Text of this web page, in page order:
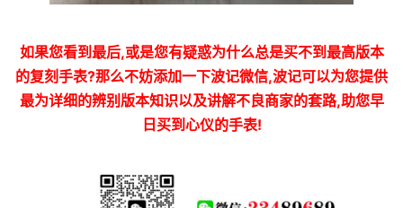
如果您看到最后,或是您有疑惑为什么总是买不到最高版本
的复刻手表?那么不妨添加一下波记微信,波记可以为您提供
最为详细的辨别版本知识以及讲解不良商家的套路,助您早
日买到心仪的手表!